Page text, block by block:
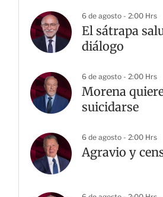
6 de agosto - 2:00 Hrs
El sátrapa
diálogo
6 de agosto - 2:00 Hrs
Morena
suicidarse
6 de agosto - 2:00 Hrs
Agravio y